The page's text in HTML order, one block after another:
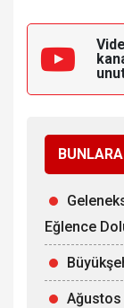
Eğlence
Ağustos